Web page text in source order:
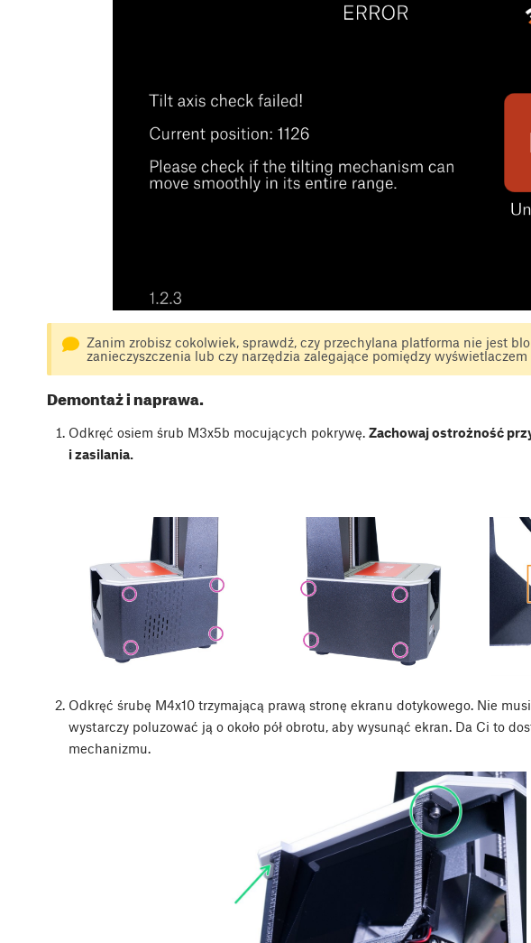
Zanim zrobisz cokolwiek, sprawdź, czy przechylana platforma nie jest
zanieczyszczenia lub czy narzędzia zalegające pomiędzy
Demontaż i naprawa.
Odkręć osiem śrub M3x5b mocujących pokrywę. Zachowaj ostrożność
i zasilania.
Odkręć śrubę M4x10 trzymającą prawą stronę ekranu dotykowego. Nie
wystarczy poluzować ją o około pół obrotu, aby wysunąć ekran. Da Ci to
mechanizmu.